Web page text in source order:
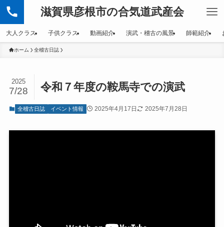
滋賀県彦根市の合気道武産会
大人クラス 子供クラス 動画紹介 演武・稽古の風景 師範紹介
ホーム 全稽古日誌
令和７年度の鞍馬寺での演武
2025
7/28
全稽古日誌 イベント情報 2025年4月17日 2025年7月28日